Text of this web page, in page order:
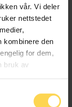
vår. Vi deler
nettstedet
kombinere den
for dem,
bruk av